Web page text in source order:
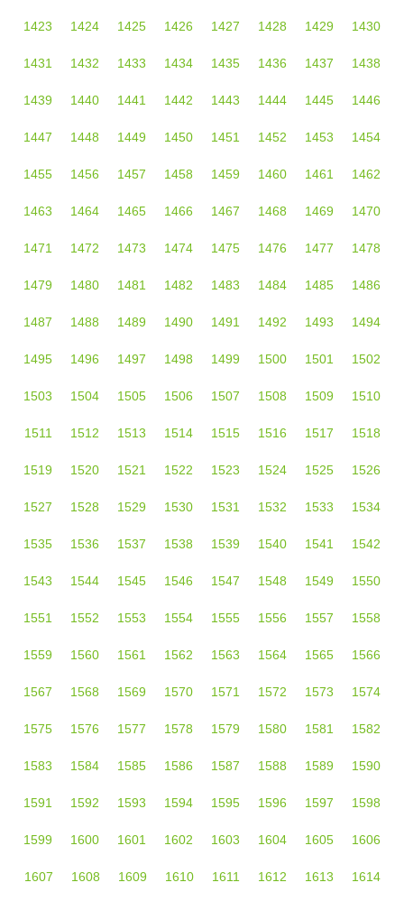
1423 1424 1425 1426 1427 1428 1429 1430
1431 1432 1433 1434 1435 1436 1437 1438
1439 1440 1441 1442 1443 1444 1445 1446
1447 1448 1449 1450 1451 1452 1453 1454
1455 1456 1457 1458 1459 1460 1461 1462
1463 1464 1465 1466 1467 1468 1469 1470
1471 1472 1473 1474 1475 1476 1477 1478
1479 1480 1481 1482 1483 1484 1485 1486
1487 1488 1489 1490 1491 1492 1493 1494
1495 1496 1497 1498 1499 1500 1501 1502
1503 1504 1505 1506 1507 1508 1509 1510
1511 1512 1513 1514 1515 1516 1517 1518
1519 1520 1521 1522 1523 1524 1525 1526
1527 1528 1529 1530 1531 1532 1533 1534
1535 1536 1537 1538 1539 1540 1541 1542
1543 1544 1545 1546 1547 1548 1549 1550
1551 1552 1553 1554 1555 1556 1557 1558
1559 1560 1561 1562 1563 1564 1565 1566
1567 1568 1569 1570 1571 1572 1573 1574
1575 1576 1577 1578 1579 1580 1581 1582
1583 1584 1585 1586 1587 1588 1589 1590
1591 1592 1593 1594 1595 1596 1597 1598
1599 1600 1601 1602 1603 1604 1605 1606
1607 1608 1609 1610 1611 1612 1613 1614